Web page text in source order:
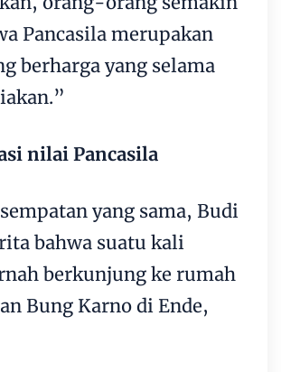
Pancasila merupakan
berharga yang selama
nilai Pancasila
yang sama, Budi
bahwa suatu kali
berkunjung ke rumah
Bung Karno di Ende,